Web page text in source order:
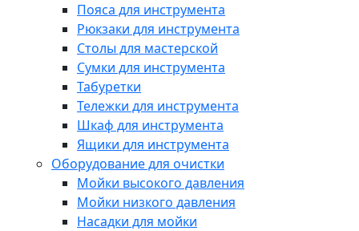
Пояса для инструмента
Рюкзаки для инструмента
Столы для мастерской
Сумки для инструмента
Табуретки
Тележки для инструмента
Шкаф для инструмента
Ящики для инструмента
Оборудование для очистки
Мойки высокого давления
Мойки низкого давления
Насадки для мойки